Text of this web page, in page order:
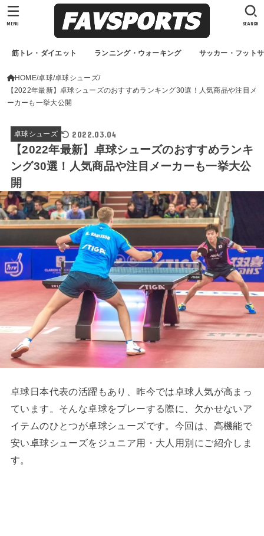
筋トレ・ダイエット ランニング・ウォーキング サッカー・フット
SEARCH
MENU
HOME 卓球 卓球シューズ
【2022年最新】卓球シューズのおすすめランキング30選！人気商品や注目メ
ーカーも一挙大公開
卓球シューズ 2022.03.04
【2022年最新】卓球シューズのおすすめランキ
ング30選！人気商品や注目メーカーも一挙大公
開
卓球日本代表の活躍もあり、昨今では卓球人気が高まっ
ています。そんな卓球をプレーする際に、欠かせないア
イテムのひとつが卓球シューズです。今回は、高機能で
安い卓球シューズをジュニア用・大人用別にご紹介しま
す。